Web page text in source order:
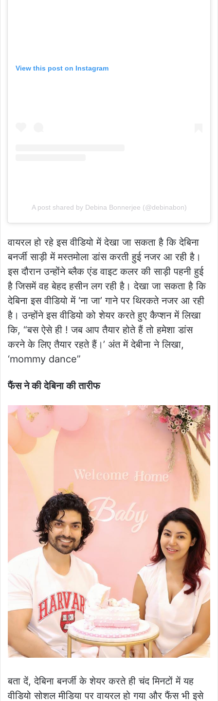
View this post on Instagram
A post shared by Debina Bonnerjee (@debinabon)
वायरल हो रहे इस वीडियो में देखा जा सकता है कि देबिना
बनर्जी साड़ी में मस्तमोला डांस करती हुई नजर आ रही है।
इस दौरान उन्होंने ब्लैक एंड वाइट कलर की साड़ी पहनी हुई
है जिसमें वह बेहद हसीन लग रही है। देखा जा सकता है कि
देबिना इस वीडियो में ‘ना जा’ गाने पर थिरकते नजर आ रही
है। उन्होंने इस वीडियो को शेयर करते हुए कैप्शन में लिखा
कि, “बस ऐसे ही ! जब आप तैयार होते हैं तो हमेशा डांस
करने के लिए तैयार रहते हैं।’ अंत में देबीना ने लिखा,
‘mommy dance”
फैंस ने की देबिना की तारीफ
बता दें, देबिना बनर्जी के शेयर करते ही चंद मिनटों में यह
वीडियो सोशल मीडिया पर वायरल हो गया और फैंस भी इसे